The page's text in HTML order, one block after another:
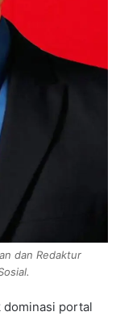
dan Redaktur
dominasi portal